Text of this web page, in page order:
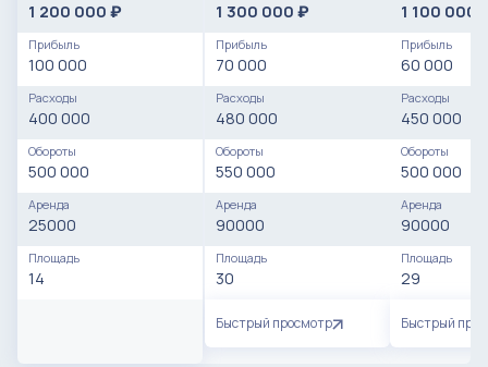
1 200 000 ₽
Прибыль
100 000
Расходы
400 000
Обороты
500 000
Аренда
25000
Площадь
14
1 300 000 ₽
Прибыль
70 000
Расходы
480 000
Обороты
550 000
Аренда
90000
Площадь
30
Быстрый просмотр
1 100 000
Прибыль
60 000
Расходы
450 000
Обороты
500 000
Аренда
90000
Площадь
29
Быстрый